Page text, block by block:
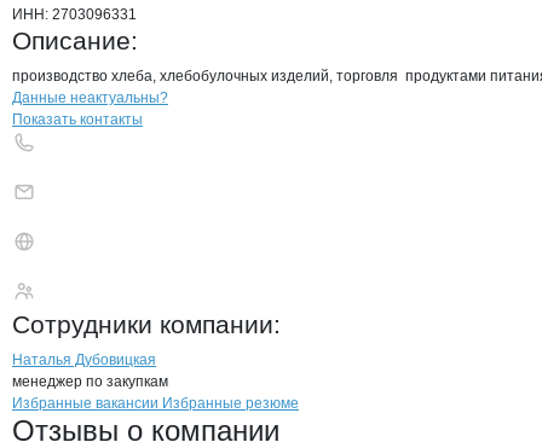
ИНН: 2703096331
Описание:
производство хлеба, хлебобулочных изделий, торговля  продуктами
Контактыкомпании
+7(800)000-00-..
Данные неактуальны?
Показать контакты
Сотрудники компании:
Наталья Дубовицкая
менеджер по закупкам
Брендыкомпани НОЙРИТ ГРУПП
Вакансии вНОЙРИТ ГРУПП
Избранные вакансии Избранные резюме
Новости oНОЙРИТ ГРУПП, ООО
Отзывы о компании